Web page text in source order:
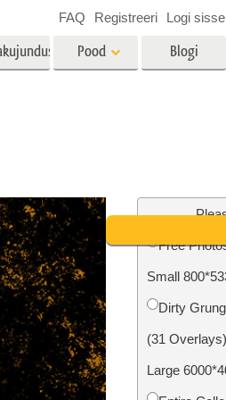
Fotode taastamine
Pood
videoülekatted
Blogi
FAQ Registreeri Logi sisse
Free
Small
Dirty
(31 Overlays)
Large